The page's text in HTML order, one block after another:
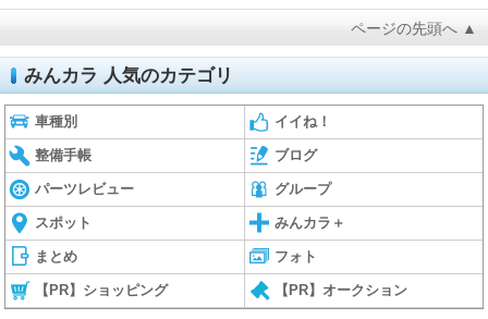
ページの先頭へ ▲
みんカラ 人気のカテゴリ
車種別 イイね！
整備手帳 ブログ
パーツレビュー グループ
スポット みんカラ＋
まとめ フォト
【PR】ショッピング 【PR】オークション